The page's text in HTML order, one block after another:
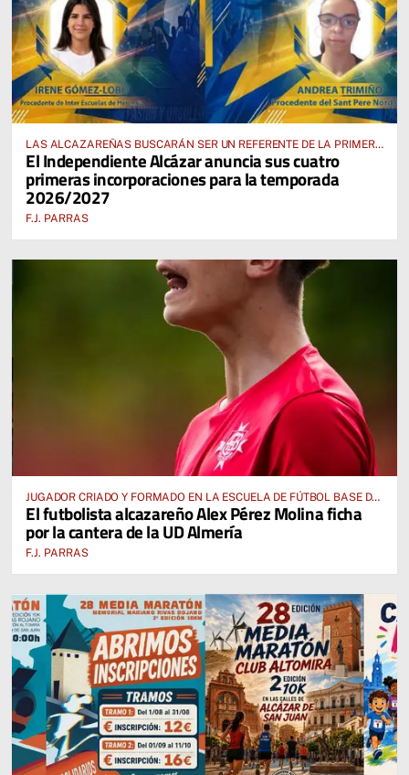
LAS ALCAZAREÑAS BUSCARÁN SER UN REFERENTE DE LA PRIMERA
AUTONÓMICA PREFERENTE FEMENINA
El Independiente Alcázar anuncia sus cuatro
primeras incorporaciones para la temporada
2026/2027
F.J. PARRAS
JUGADOR CRIADO Y FORMADO EN LA ESCUELA DE FÚTBOL BASE DE
ALCÁZAR DE SAN JUAN
El futbolista alcazareño Alex Pérez Molina ficha
por la cantera de la UD Almería
F.J. PARRAS